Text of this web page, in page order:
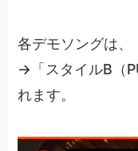
各デモソングは、
→「スタイルB（
れます。